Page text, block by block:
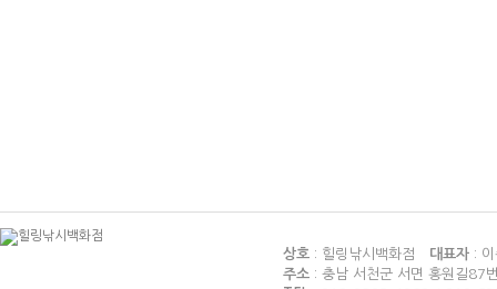
상호 : 힐링낚시백화점 대표자 :
주소 : 충남 서천군 서면 홍원길87